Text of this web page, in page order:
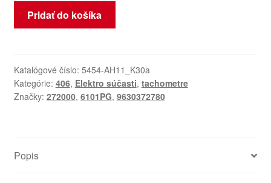
množstvo
Tachometer
2.0
HDI
9630372780
Pridať do košíka
Katalógové číslo: 5454-AH11_K30a
Kategórie: 406, Elektro súčasti, tachometre
Značky: 272000, 6101PG, 9630372780
Popis